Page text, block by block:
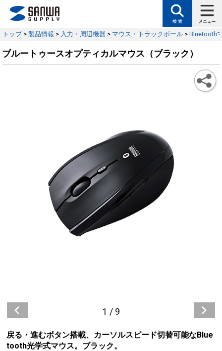
トップ> 製品情報 > 入力・周辺機器 > マウス・トラックボール > Bluetooth
ブルートゥースオプティカルマウス（ブラック）
1 / 9
戻る・進むボタン搭載、カーソルスピード切替可能なBlue
tooth光学式マウス。ブラック。